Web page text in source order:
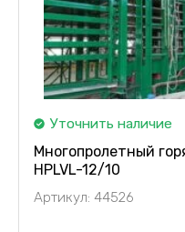
Уточнить наличие
Многопролетный
HPLVL-12/10
Артикул: 44526